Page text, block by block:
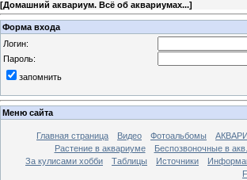
[Домашний аквариум. Всё об аквариумах...]
Форма входа
Логин:
Пароль:
запомнить
Меню сайта
Главная страница Видео Фотоальбомы
Растение в аквариуме
Беспозвоночные в акв...
За кулисами хобби
Таблицы Источники